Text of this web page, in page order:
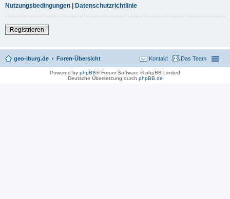
Nutzungsbedingungen | Datenschutzrichtlinie
Registrieren
geo-iburg.de Foren-Übersicht Das Team
Kontakt
Powered by phpBB® Forum Software © phpBB Limited
Deutsche Übersetzung durch phpBB.de